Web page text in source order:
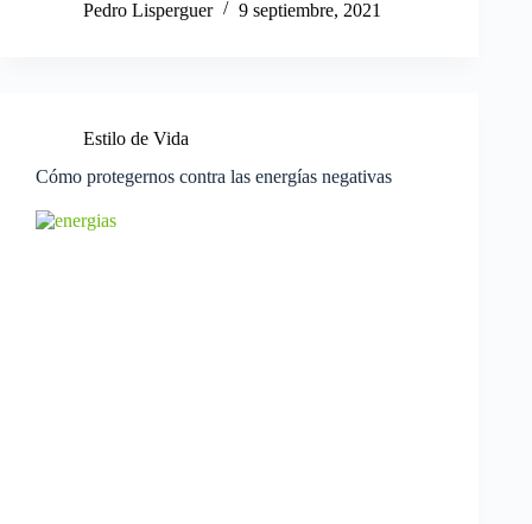
Pedro Lisperguer 9 septiembre, 2021
Estilo de Vida
Cómo protegernos contra las energías negativas